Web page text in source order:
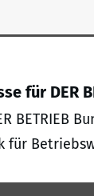
für DER
BETRIEB
für